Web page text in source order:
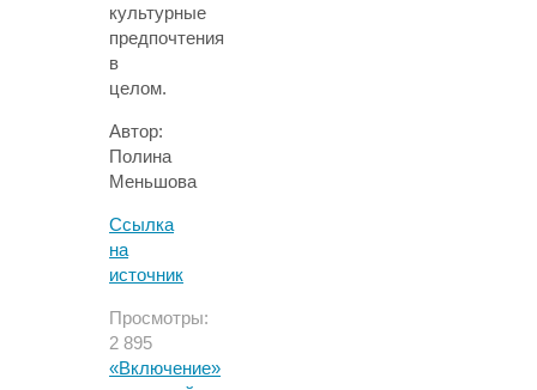
культурные
предпочтения
в
целом.
Автор:
Полина
Меньшова
Ссылка
на
источник
Просмотры:
2 895
«Включение»